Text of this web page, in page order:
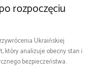
rozpoczęciu
Ukraińskiej
który analizuje obecny stan i
bezpieczeństwa.